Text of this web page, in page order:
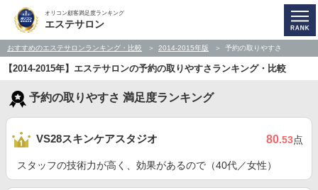
オリコン顧客満足度ランキング
エステサロン
おすすめのエステサロンランキング・比較 2014-2015年版 予約の取りやすさ
【2014-2015年】エステサロンの予約の取りやすさランキング・比較
予約の取りやすさ 満足度ランキング
VS28スキンケアスタジオ 80.53点
スタッフの技術力が高く、効果があるので（40代／女性）